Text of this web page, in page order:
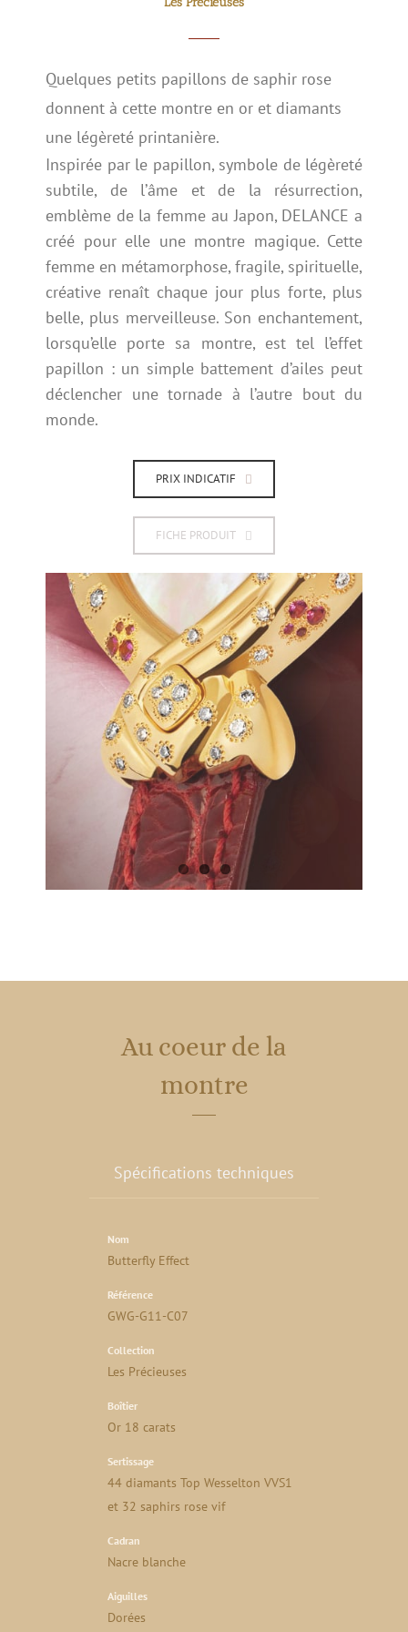
Quelques petits papillons de saphir rose
donnent à cette montre en or et diamants
une légèreté printanière.
Inspirée par le papillon, symbole de légèreté
subtile, de l’âme et de la résurrection,
emblème de la femme au Japon, DELANCE a
créé pour elle une montre magique. Cette
femme en métamorphose, fragile, spirituelle,
créative renaît chaque jour plus forte, plus
belle, plus merveilleuse. Son enchantement,
lorsqu’elle porte sa montre, est tel l’effet
papillon : un simple battement d’ailes peut
déclencher une tornade à l’autre bout du
monde.
PRIX INDICATIF
FICHE PRODUIT
Au coeur de la
montre
Spécifications techniques
Nom
Butterfly Effect
Référence
GWG-G11-C07
Collection
Les Précieuses
Boîtier
Or 18 carats
Sertissage
44 diamants Top Wesselton VVS1
et 32 saphirs rose vif
Cadran
Nacre blanche
Aiguilles
Dorées